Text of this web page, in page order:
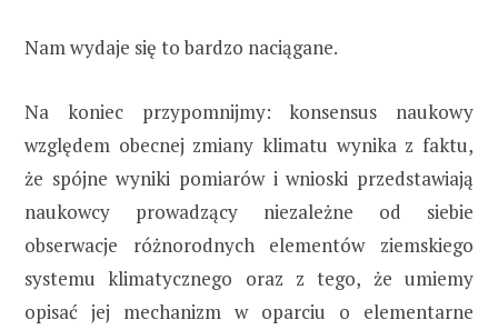
Nam wydaje się to bardzo naciągane.
Na koniec przypomnijmy: konsensus naukowy
względem obecnej zmiany klimatu wynika z faktu,
że spójne wyniki pomiarów i wnioski przedstawiają
naukowcy prowadzący niezależne od siebie
obserwacje różnorodnych elementów ziemskiego
systemu klimatycznego oraz z tego, że umiemy
opisać jej mechanizm w oparciu o elementarne